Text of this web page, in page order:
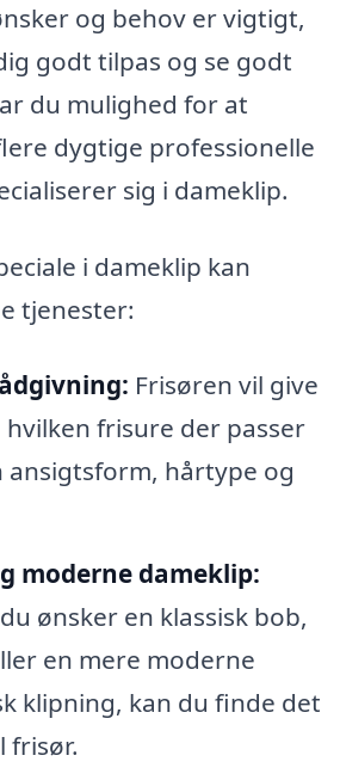
og behov er vigtigt,
godt tilpas og se godt
du mulighed for at
dygtige professionelle
sig i dameklip.
i dameklip kan
tjenester:
Frisøren vil give
frisure der passer
ansigtsform, hårtype og
moderne dameklip:
ønsker en klassisk bob,
en mere moderne
klipning, kan du finde det
frisør.